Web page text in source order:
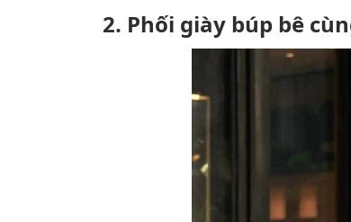
2. Phối giày búp bê